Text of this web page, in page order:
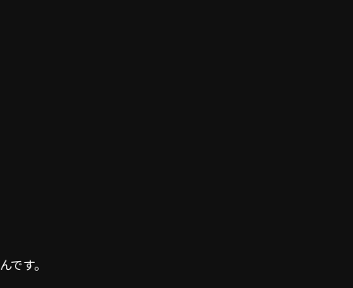
す。